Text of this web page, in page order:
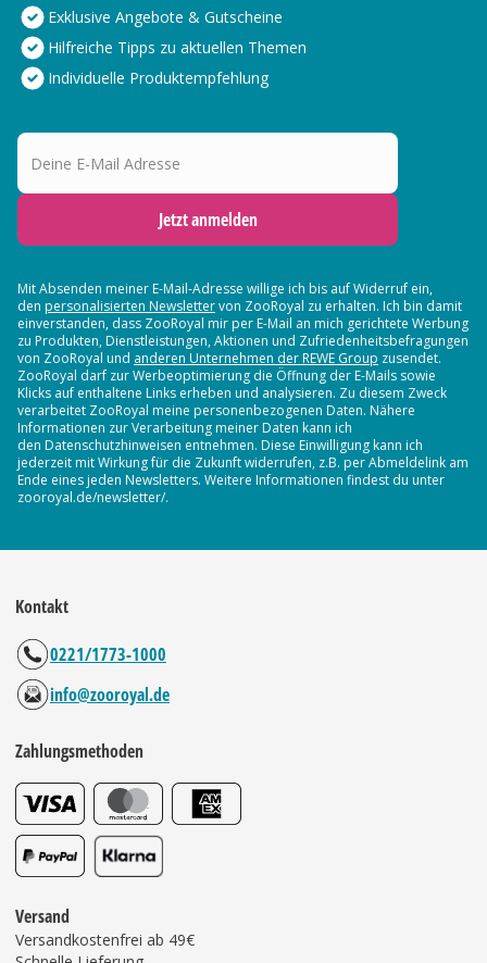
Exklusive Angebote & Gutscheine
Hilfreiche Tipps zu aktuellen Themen
Individuelle Produktempfehlung
Deine E-Mail Adresse
Jetzt anmelden
Mit Absenden meiner E-Mail-Adresse willige ich bis auf Widerruf ein,
den personalisierten Newslettervon ZooRoyal zu erhalten. Ich bin damit
einverstanden, dass ZooRoyal mir per E-Mail an mich gerichtete Werbung
zu Produkten, Dienstleistungen, Aktionen und Zufriedenheitsbefragungen
von ZooRoyal und anderen Unternehmen der REWE Group zusendet.
ZooRoyal darf zur Werbeoptimierung die Öffnung der E-Mails sowie
Klicks auf enthaltene Links erheben und analysieren. Zu diesem Zweck
verarbeitet ZooRoyal meine personenbezogenen Daten. Nähere
Informationen zur Verarbeitung meiner Daten kann ich
den Datenschutzhinweisen entnehmen. Diese Einwilligung kann ich
jederzeit mit Wirkung für die Zukunft widerrufen, z.B. per Abmeldelink am
Ende eines jeden Newsletters. Weitere Informationen findest du unter
zooroyal.de/newsletter/.
Kontakt
0221/1773-1000
info@zooroyal.de
Zahlungsmethoden
Versand
Versandkostenfrei ab 49€